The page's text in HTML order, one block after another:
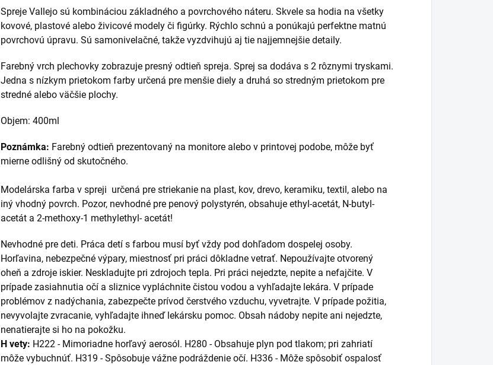
Spreje Vallejo sú kombináciou základného a povrchového náteru. Skvele sa hodia na všetky
kovové, plastové alebo živicové modely či figúrky. Rýchlo schnú a ponúkajú perfektne matnú
povrchovú úpravu. Sú samonivelačné, takže vyzdvihujú aj tie najjemnejšie detaily.
Farebný vrch plechovky zobrazuje presný odtieň spreja. Sprej sa dodáva s 2 rôznymi tryskami.
Jedna s nízkym prietokom farby určená pre menšie diely a druhá so stredným prietokom pre
stredné alebo väčšie plochy.
Objem: 400ml
Poznámka: Farebný odtieň prezentovaný na monitore alebo v printovej podobe, môže byť
mierne odlišný od skutočného.
Modelárska farba v spreji určená pre striekanie na plast, kov, drevo, keramiku, textil, alebo na
iný vhodný povrch. Pozor, nevhodné pre penový polystyrén, obsahuje ethyl-acetát, N-butyl-
acetát a 2-methoxy-1 methylethyl- acetát!
Nevhodné pre deti. Práca detí s farbou musí byť vždy pod dohľadom dospelej osoby.
Horľavina, nebezpečné výpary, miestnosť pri práci dôkladne vetrať. Nepoužívajte otvorený
oheň a zdroje iskier. Neskladujte pri zdrojoch tepla. Pri práci nejedzte, nepite a nefajčite. V
prípade zasiahnutia očí a sliznice vypláchnite čistou vodou a vyhľadajte lekára. V prípade
problémov z nadýchania, zabezpečte prívod čerstvého vzduchu, vyvetrajte. V prípade požitia,
nevyvolajte zvracanie, vyhľadajte ihneď lekársku pomoc. Obsah nádoby nepite ani nejedzte,
nenatierajte si ho na pokožku.
H vety: H222 - Mimoriadne horľavý aerosól. H280 - Obsahuje plyn pod tlakom; pri zahriatí
môže vybuchnúť. H319 - Spôsobuje vážne podráždenie očí. H336 - Môže spôsobiť ospalosť